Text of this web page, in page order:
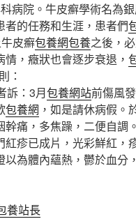
病院。牛皮癬學術名為
的任務和生涯，患者們
皮癬包養網包養之後，
，癥狀也會逐步衰退，
：
訴：3月包養網站前傷風
包養網 ，如是請休病假。
痛，多焦躁，二便自調。
疹已成片，光彩鮮紅，
以為體內蘊熱，鬱於血分
養站長